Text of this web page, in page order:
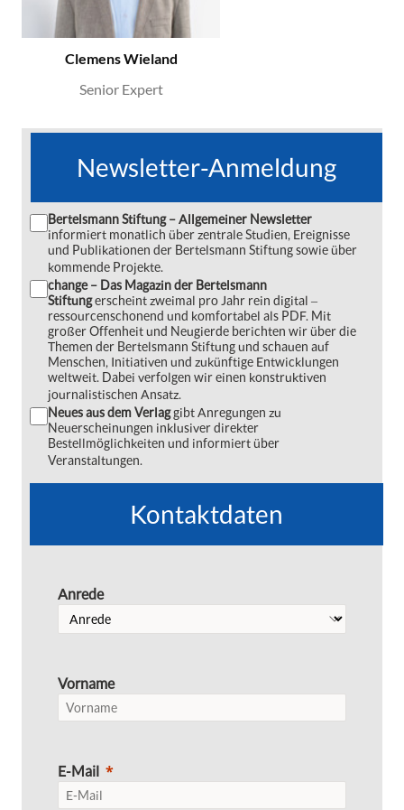
Clemens Wieland
Senior Expert
Newsletter-Anmeldung
Bertelsmann Stiftung – Allgemeiner Newsletter
informiert monatlich über zentrale Studien, Ereignisse
und Publikationen der Bertelsmann Stiftung sowie über
kommende Projekte.
change – Das Magazin der Bertelsmann
Stiftungerscheint zweimal pro Jahr rein digital ‒
ressourcenschonend und komfortabel als PDF. Mit
großer Offenheit und Neugierde berichten wir über die
Themen der Bertelsmann Stiftung und schauen auf
Menschen, Initiativen und zukünftige Entwicklungen
weltweit. Dabei verfolgen wir einen konstruktiven
journalistischen Ansatz.
Neues aus dem Verlaggibt Anregungen zu
Neuerscheinungen inklusiver direkter
Bestellmöglichkeiten und informiert über
Veranstaltungen.
Kontaktdaten
Anrede
Vorname
E-Mail